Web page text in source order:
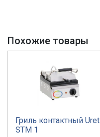
Похожие товары
Гриль контактный Uret
STM 1